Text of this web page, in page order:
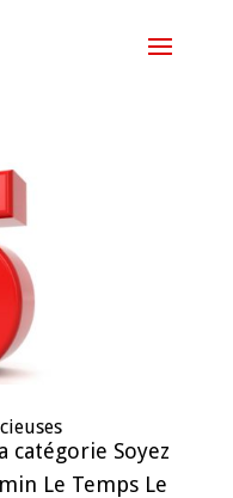
catégorie Soyez
Le Temps Le